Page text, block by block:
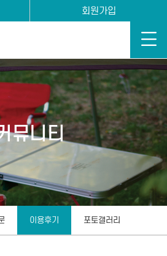
회원가입
뮤니티
이용후기 포토갤러리